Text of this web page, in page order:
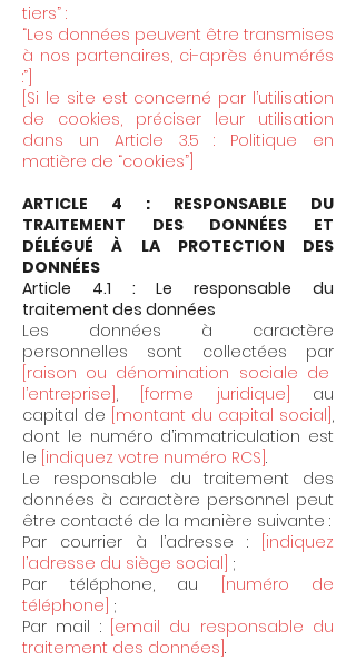
tiers” :
“Les données peuvent être transmises
à nos partenaires, ci-après énumérés
:”]
[Si le site est concerné par l’utilisation
de cookies, préciser leur utilisation
dans un Article 3.5 : Politique en
matière de “cookies”]
ARTICLE 4 : RESPONSABLE DU
TRAITEMENT DES DONNÉES ET
DÉLÉGUÉ À LA PROTECTION DES
DONNÉES
Article 4.1 : Le responsable du
traitement des données
Les données à caractère
personnelles sont collectées par
[raison ou dénomination sociale de
l’entreprise] , [forme juridique]
au
capital de [montant du capital social] ,
dont le numéro d’immatriculation est
le [indiquez votre numéro RCS] .
Le responsable du traitement des
données à caractère personnel peut
être contacté de la manière suivante :
Par courrier à l’adresse :
[indiquez
l’adresse du siège social] ;
Par téléphone, au
[numéro de
téléphone] ;
Par mail :
[email du responsable du
traitement des données] .